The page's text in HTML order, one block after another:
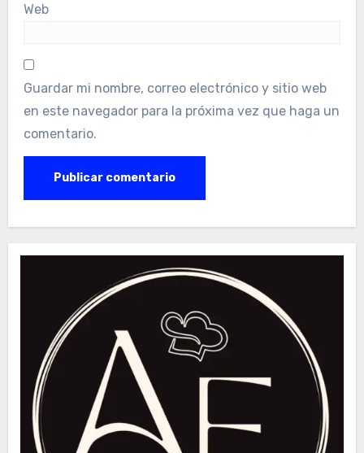
Web
Guardar mi nombre, correo electrónico y sitio web
en este navegador para la próxima vez que haga un
comentario.